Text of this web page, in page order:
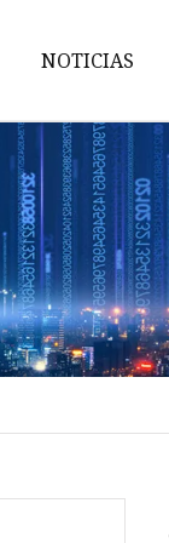
femenina
para mujer
señoras
mujer
para hombre
NOTICIAS